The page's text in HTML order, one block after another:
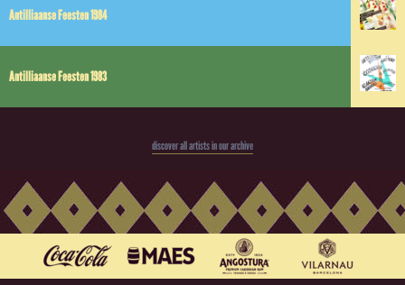
Antilliaanse Feesten 1984
Antilliaanse Feesten 1983
discover all artists in our archive